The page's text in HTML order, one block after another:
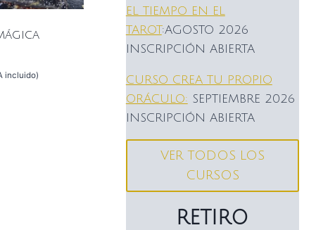
incluido)
EL TIEMPO EN EL
TAROT:AGOSTO 2026
INSCRIPCIÓN ABIERTA
CURSO CREA TU PROPIO
ORÁCULO: SEPTIEMBRE 2026
INSCRIPCIÓN ABIERTA
VER TODOS LOS
CURSOS
RETIRO